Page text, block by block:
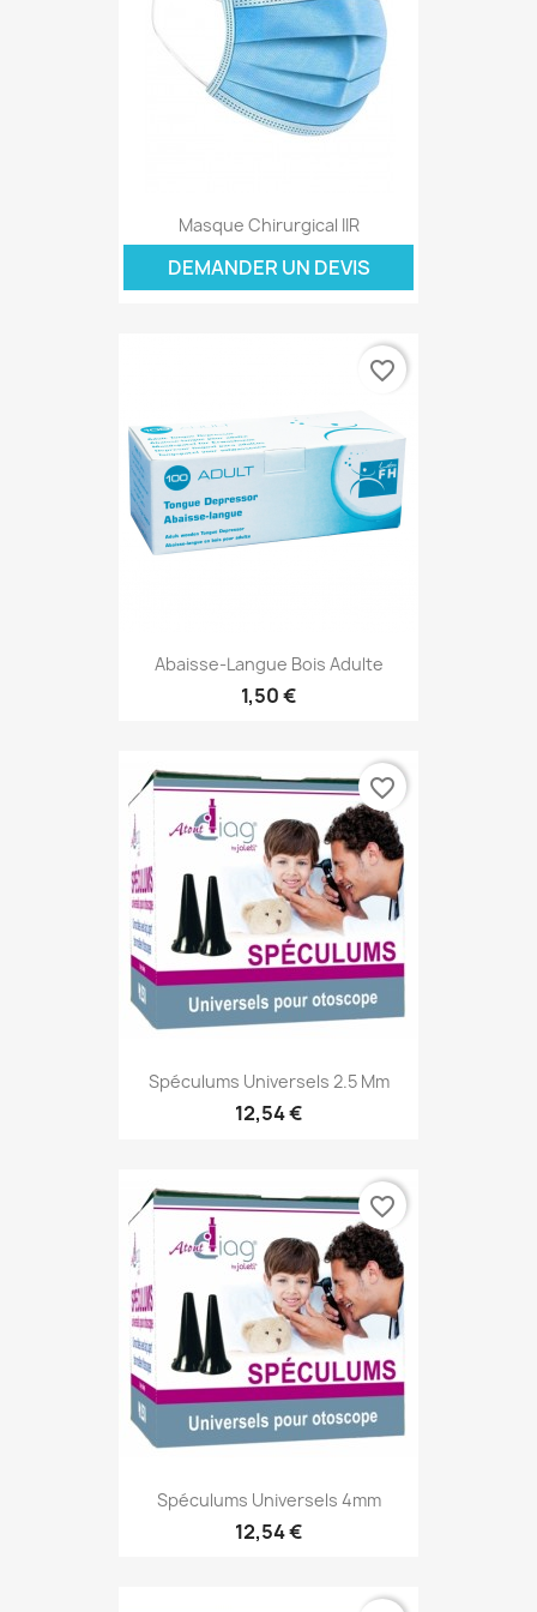
Masque Chirurgical IIR
DEMANDER UN DEVIS
Abaisse-Langue Bois Adulte
1,50 €
favorite_border
Spéculums Universels 2.5 Mm
12,54 €
favorite_border
Spéculums Universels 4mm
12,54 €
favorite_border